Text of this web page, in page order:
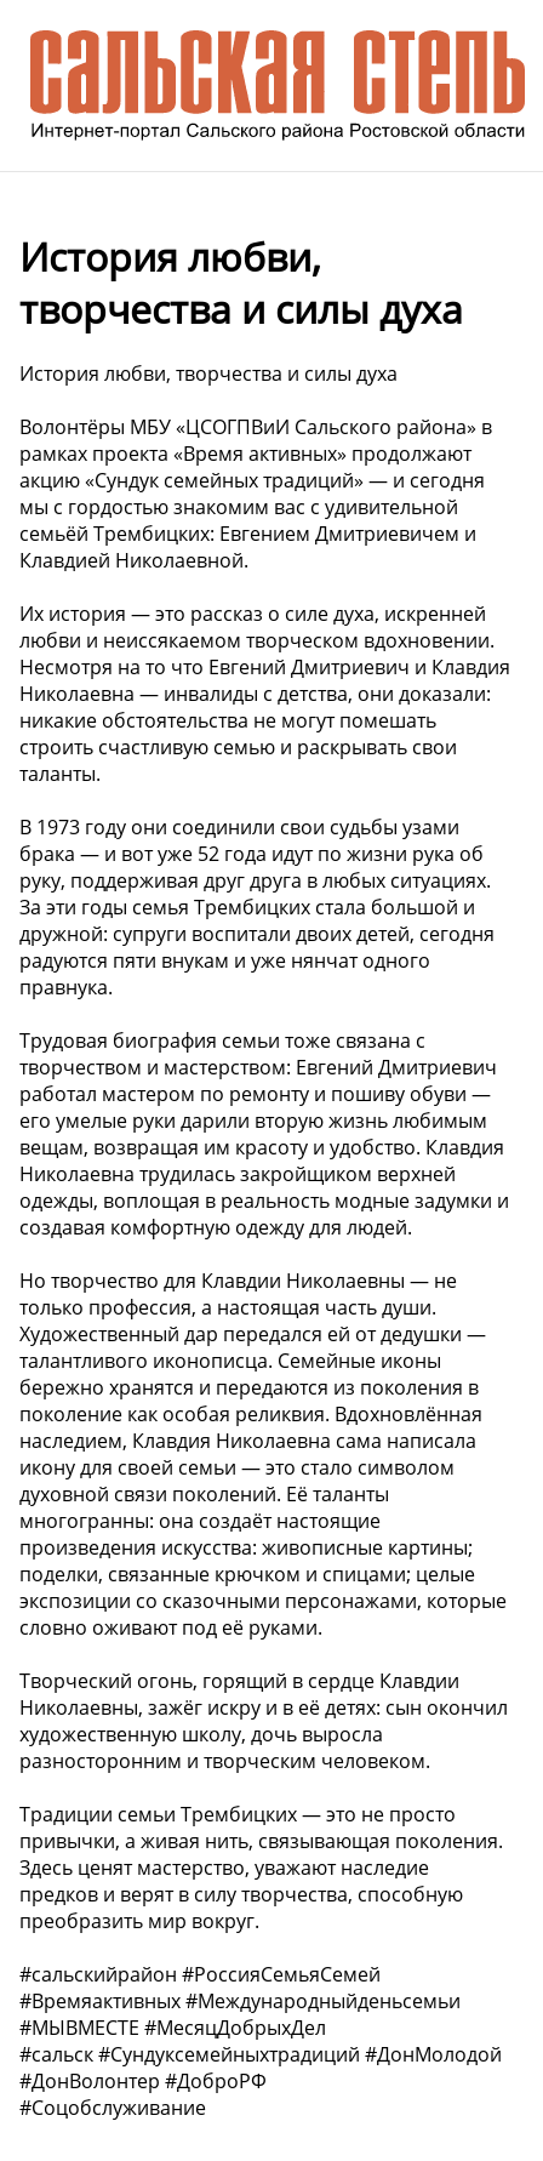
История любви,
творчества и силы духа
История любви, творчества и силы духа
Волонтёры МБУ «ЦСОГПВиИ Сальского района» в
рамках проекта «Время активных» продолжают
акцию «Сундук семейных традиций» — и сегодня
мы с гордостью знакомим вас с удивительной
семьёй Трембицких: Евгением Дмитриевичем и
Клавдией Николаевной.
Их история — это рассказ о силе духа, искренней
любви и неиссякаемом творческом вдохновении.
Несмотря на то что Евгений Дмитриевич и Клавдия
Николаевна — инвалиды с детства, они доказали:
никакие обстоятельства не могут помешать
строить счастливую семью и раскрывать свои
таланты.
В 1973 году они соединили свои судьбы узами
брака — и вот уже 52 года идут по жизни рука об
руку, поддерживая друг друга в любых ситуациях.
За эти годы семья Трембицких стала большой и
дружной: супруги воспитали двоих детей, сегодня
радуются пяти внукам и уже нянчат одного
правнука.
Трудовая биография семьи тоже связана с
творчеством и мастерством: Евгений Дмитриевич
работал мастером по ремонту и пошиву обуви —
его умелые руки дарили вторую жизнь любимым
вещам, возвращая им красоту и удобство. Клавдия
Николаевна трудилась закройщиком верхней
одежды, воплощая в реальность модные задумки и
создавая комфортную одежду для людей.
Но творчество для Клавдии Николаевны — не
только профессия, а настоящая часть души.
Художественный дар передался ей от дедушки —
талантливого иконописца. Семейные иконы
бережно хранятся и передаются из поколения в
поколение как особая реликвия. Вдохновлённая
наследием, Клавдия Николаевна сама написала
икону для своей семьи — это стало символом
духовной связи поколений. Её таланты
многогранны: она создаёт настоящие
произведения искусства: живописные картины;
поделки, связанные крючком и спицами; целые
экспозиции со сказочными персонажами, которые
словно оживают под её руками.
Творческий огонь, горящий в сердце Клавдии
Николаевны, зажёг искру и в её детях: сын окончил
художественную школу, дочь выросла
разносторонним и творческим человеком.
Традиции семьи Трембицких — это не просто
привычки, а живая нить, связывающая поколения.
Здесь ценят мастерство, уважают наследие
предков и верят в силу творчества, способную
преобразить мир вокруг.
#сальскийрайон #РоссияСемьяСемей
#Времяактивных #Международныйденьсемьи
#МЫВМЕСТЕ #МесяцДобрыхДел
#сальск #Сундуксемейныхтрадиций #ДонМолодой
#ДонВолонтер #ДоброРФ
#Соцобслуживание